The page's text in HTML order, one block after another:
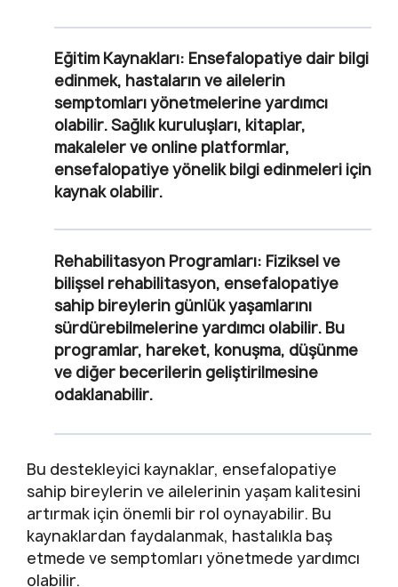
Eğitim Kaynakları: Ensefalopatiye dair bilgi
edinmek, hastaların ve ailelerin
semptomları yönetmelerine yardımcı
olabilir. Sağlık kuruluşları, kitaplar,
makaleler ve online platformlar,
ensefalopatiye yönelik bilgi edinmeleri için
kaynak olabilir.
Rehabilitasyon Programları: Fiziksel ve
bilişsel rehabilitasyon, ensefalopatiye
sahip bireylerin günlük yaşamlarını
sürdürebilmelerine yardımcı olabilir. Bu
programlar, hareket, konuşma, düşünme
ve diğer becerilerin geliştirilmesine
odaklanabilir.
Bu destekleyici kaynaklar, ensefalopatiye
sahip bireylerin ve ailelerinin yaşam kalitesini
artırmak için önemli bir rol oynayabilir. Bu
kaynaklardan faydalanmak, hastalıkla baş
etmede ve semptomları yönetmede yardımcı
olabilir.